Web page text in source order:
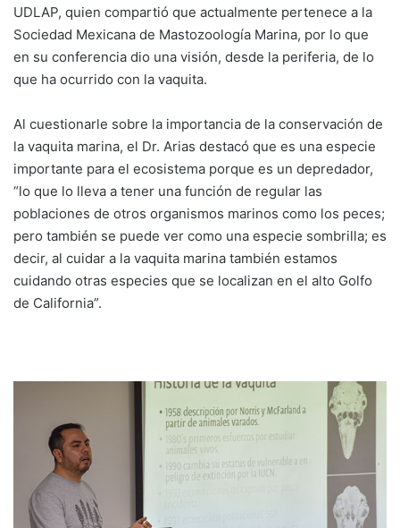
UDLAP, quien compartió que actualmente pertenece a la
Sociedad Mexicana de Mastozoología Marina, por lo que
en su conferencia dio una visión, desde la periferia, de lo
que ha ocurrido con la vaquita.
Al cuestionarle sobre la importancia de la conservación de
la vaquita marina, el Dr. Arias destacó que es una especie
importante para el ecosistema porque es un depredador,
“lo que lo lleva a tener una función de regular las
poblaciones de otros organismos marinos como los peces;
pero también se puede ver como una especie sombrilla; es
decir, al cuidar a la vaquita marina también estamos
cuidando otras especies que se localizan en el alto Golfo
de California”.